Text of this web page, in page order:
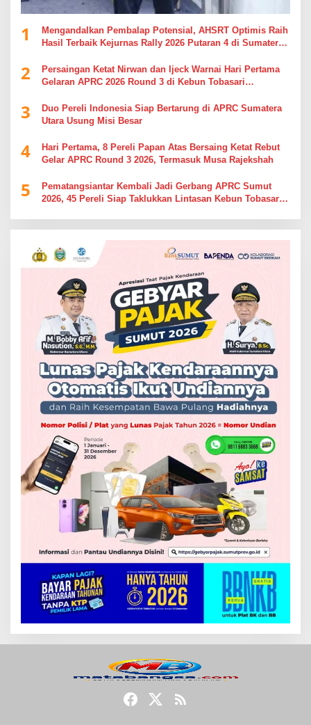
1
Mengandalkan Pembalap Potensial, AHSRT Optimis Raih
Hasil Terbaik Kejurnas Rally 2026 Putaran 4 di Sumatera
2
Persaingan Ketat Nirwan dan Ijeck Warnai Hari Pertama
Gelaran APRC 2026 Round 3 di Kebun Tobasari
3
Duo Pereli Indonesia Siap Bertarung di APRC Sumatera
Utara Usung Misi Besar
4
Hari Pertama, 8 Pereli Papan Atas Bersaing Ketat Rebut
Gelar APRC Round 3 2026, Termasuk Musa Rajekshah
5
Pematangsiantar Kembali Jadi Gerbang APRC Sumut
2026, 45 Pereli Siap Taklukkan Lintasan Kebun Tobasari